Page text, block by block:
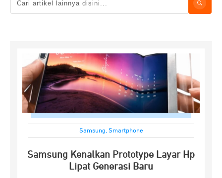
Samsung, Smartphone
Samsung Kenalkan Prototype Layar Hp
Lipat Generasi Baru